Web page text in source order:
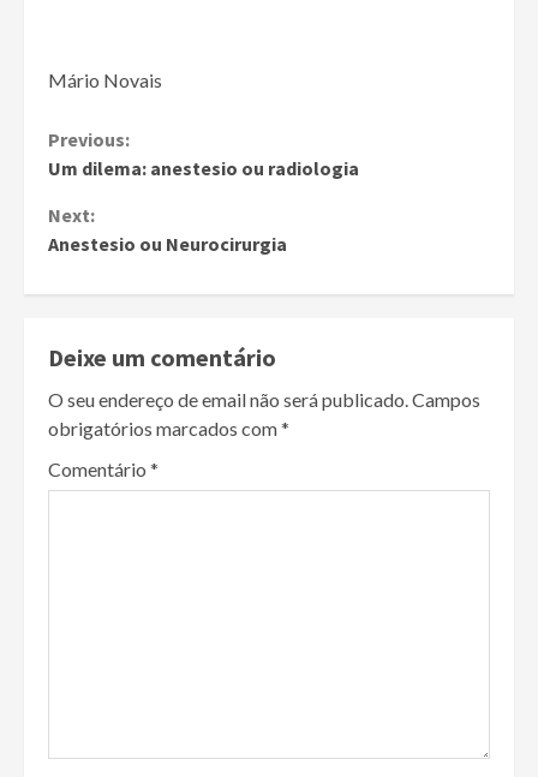
Mário Novais
Continue
Previous:
Um dilema: anestesio ou radiologia
Next:
Anestesio ou Neurocirurgia
Deixe um comentário
O seu endereço de email não será publicado.Campos
obrigatórios marcados com*
Comentário *